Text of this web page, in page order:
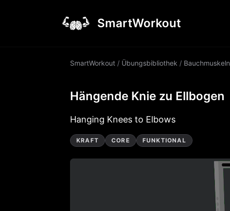
SmartWorkout
SmartWorkout / Übungsbibliothek / Bauchmuskeln
Hängende Knie zu Ellbogen
Hanging Knees to Elbows
KRAFT CORE FUNKTIONAL